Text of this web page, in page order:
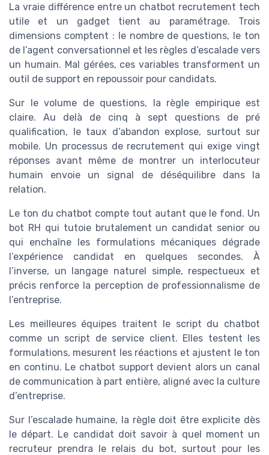
La vraie différence entre un chatbot recrutement tech
utile et un gadget tient au paramétrage. Trois
dimensions comptent : le nombre de questions, le ton
de l’agent conversationnel et les règles d’escalade vers
un humain. Mal gérées, ces variables transforment un
outil de support en repoussoir pour candidats.
Sur le volume de questions, la règle empirique est
claire. Au delà de cinq à sept questions de pré
qualification, le taux d’abandon explose, surtout sur
mobile. Un processus de recrutement qui exige vingt
réponses avant même de montrer un interlocuteur
humain envoie un signal de déséquilibre dans la
relation.
Le ton du chatbot compte tout autant que le fond. Un
bot RH qui tutoie brutalement un candidat senior ou
qui enchaîne les formulations mécaniques dégrade
l’expérience candidat en quelques secondes. À
l’inverse, un langage naturel simple, respectueux et
précis renforce la perception de professionnalisme de
l’entreprise.
Les meilleures équipes traitent le script du chatbot
comme un script de service client. Elles testent les
formulations, mesurent les réactions et ajustent le ton
en continu. Le chatbot support devient alors un canal
de communication à part entière, aligné avec la culture
d’entreprise.
Sur l’escalade humaine, la règle doit être explicite dès
le départ. Le candidat doit savoir à quel moment un
recruteur prendra le relais du bot, surtout pour les